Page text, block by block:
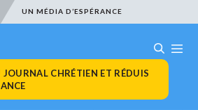
UN MÉDIA D’ESPÉRANCE
CHRÉTIEN ET RÉDUIS